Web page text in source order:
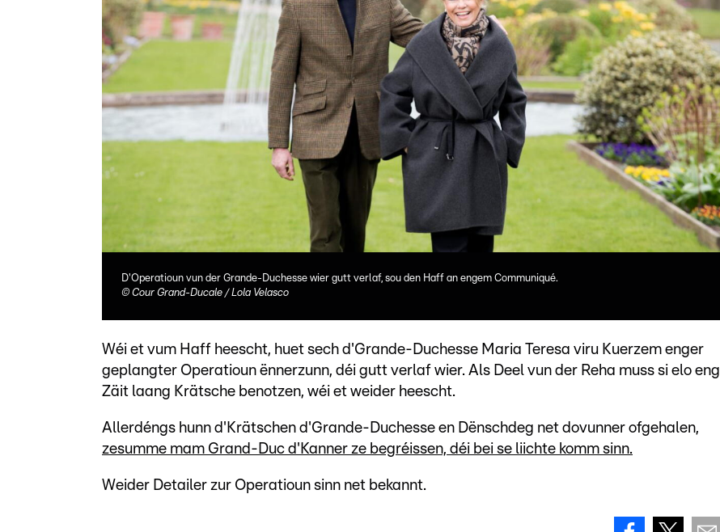
D'Operatioun vun der Grande-Duchesse wier gutt verlaf, sou den Haff an engem Communiqué.
© Cour Grand-Ducale / Lola Velasco
Wéi et vum Haff heescht, huet sech d'Grande-Duchesse Maria Teresa viru Kuerzem enger
geplangter Operatioun ënnerzunn, déi gutt verlaf wier. Als Deel vun der Reha muss si elo eng
Zäit laang Krätsche benotzen, wéi et weider heescht.
Allerdéngs hunn d'Krätschen d'Grande-Duchesse en Dënschdeg net dovunner ofgehalen,
zesumme mam Grand-Duc d'Kanner ze begréissen, déi bei se liichte komm sinn.
Weider Detailer zur Operatioun sinn net bekannt.